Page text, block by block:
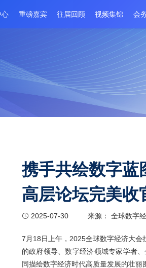
新闻中心 重磅嘉宾 往届回顾
携手共绘
高层论坛
2025-07-30 来